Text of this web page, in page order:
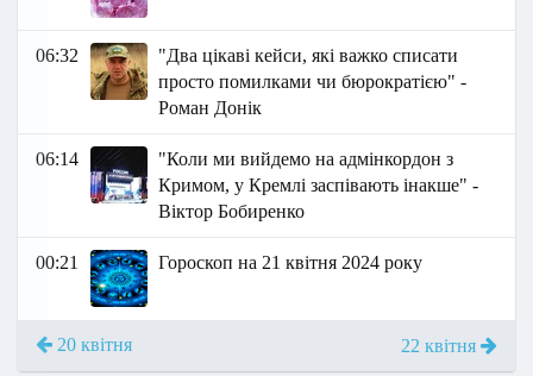
06:32
"Два цікаві кейси, які важко списати
просто помилками чи бюрократією" -
Роман Донік
06:14
"Коли ми вийдемо на адмінкордон з
Кримом, у Кремлі заспівають інакше" -
Віктор Бобиренко
00:21 Гороскоп на 21 квітня 2024 року
20 квітня 22 квітня